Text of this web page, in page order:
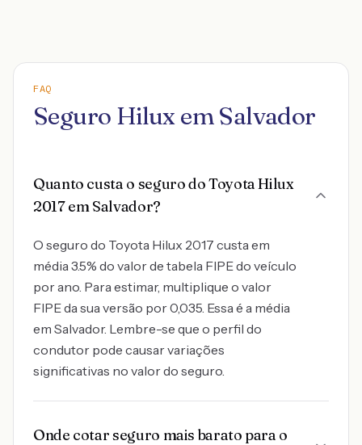
FAQ
Seguro Hilux em Salvador
Quanto custa o seguro do Toyota Hilux
2017 em Salvador?
O seguro do Toyota Hilux 2017 custa em
média 3.5% do valor de tabela FIPE do veículo
por ano. Para estimar, multiplique o valor
FIPE da sua versão por 0,035. Essa é a média
em Salvador. Lembre-se que o perfil do
condutor pode causar variações
significativas no valor do seguro.
Onde cotar seguro mais barato para o